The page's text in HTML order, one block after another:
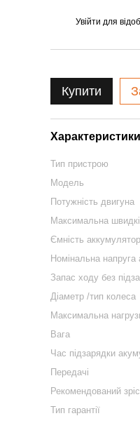
Увійти для
Купити
Характеристики
Тип пристрою
Модель
Потужність двигуна
Максимальна
Ємність
Номінальна напруга
Запас ходу без
Діаметр /тип колеса
Максимальна
Вага
Час підзарядки
Передачі
Рекомендований
Тип гарантії